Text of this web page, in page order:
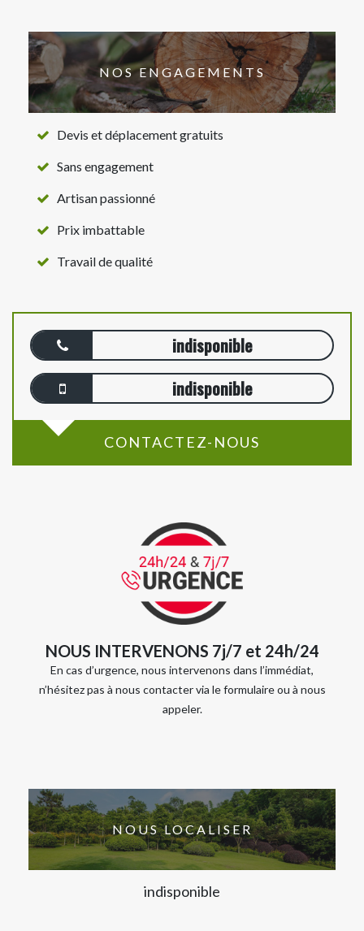
NOS ENGAGEMENTS
Devis et déplacement gratuits
Sans engagement
Artisan passionné
Prix imbattable
Travail de qualité
indisponible
indisponible
CONTACTEZ-NOUS
NOUS INTERVENONS 7j/7 et 24h/24
En cas d’urgence, nous intervenons dans l’immédiat,
n’hésitez pas à nous contacter via le formulaire ou à nous
appeler.
NOUS LOCALISER
indisponible